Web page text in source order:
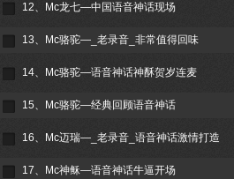
12、Mc龙七—中国语音神话现场
13、Mc骆驼—_老录音_非常值得回味
14、Mc骆驼—语音神话神酥贺岁连麦
15、Mc骆驼—经典回顾语音神话
16、Mc迈瑞—_老录音_语音神话激情打造
17、Mc神稣—语音神话牛逼开场